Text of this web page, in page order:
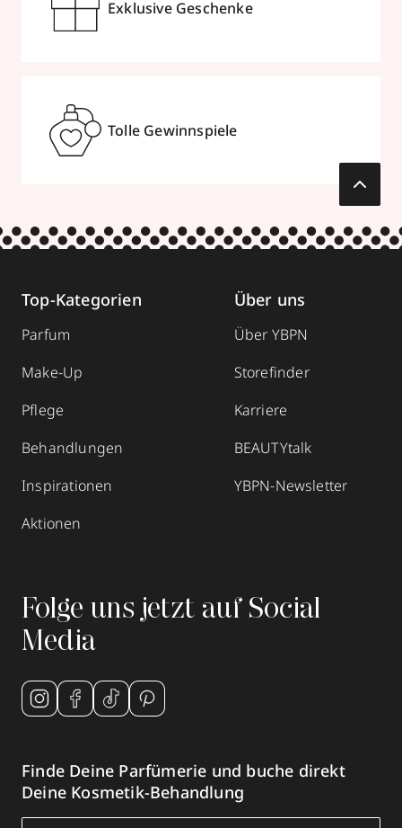
Exklusive Geschenke
Tolle Gewinnspiele
Top-Kategorien
Parfum
Make-Up
Pflege
Behandlungen
Inspirationen
Aktionen
Über uns
Über YBPN
Storefinder
Karriere
BEAUTYtalk
YBPN-Newsletter
Folge uns jetzt auf Social
Media
Finde Deine Parfümerie und buche direkt
Deine Kosmetik-Behandlung